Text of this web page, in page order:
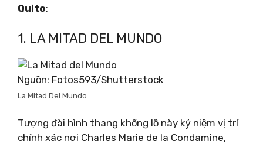
Quito:
1. LA MITAD DEL MUNDO
Nguồn: Fotos593/Shutterstock
La Mitad Del Mundo
Tượng đài hình thang khổng lồ này kỷ niệm vị trí
chính xác nơi Charles Marie de la Condamine,